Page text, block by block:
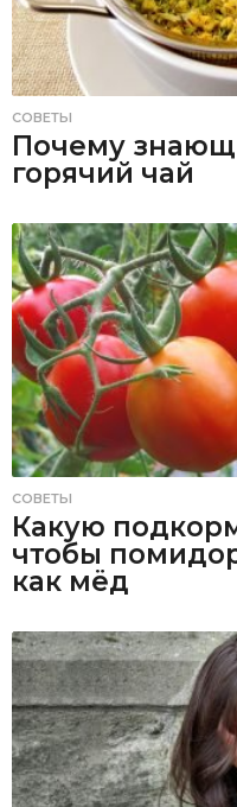
СОВЕТЫ
Почему
горячий чай
СОВЕТЫ
Какую
чтобы
как мёд